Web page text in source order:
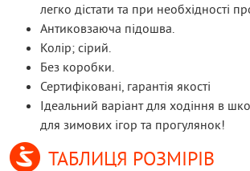
легко дістати та при необхідності
Антиковзаюча підошва.
Колір; сірий.
Без коробки.
Сертифіковані, гарантія якості
Ідеальний варіант для ходіння в
для зимових ігор та прогулянок!
ТАБЛИЦЯ РОЗМІРІВ